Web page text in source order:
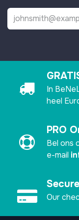
In
heel
PRO
Bel ons
e-mail
Our